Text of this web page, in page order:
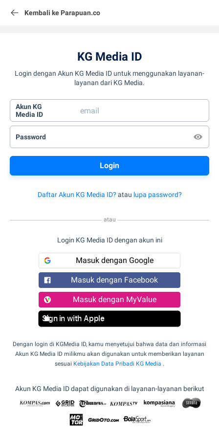
Kembali ke Parapuan.co
KG Media ID
Login dengan Akun KG Media ID untuk menggunakan layanan-
layanan dari KG Media.
Akun KG
Media ID
Password
Daftar Akun KG Media ID? atau lupa password?
atau
Login KG Media ID dengan akun ini
Masuk dengan Google
Masuk dengan Facebook
Masuk dengan MyValue
Sign in with Apple
Dengan login di KGMedia ID, kamu menyetujui bahwa data dan informasi
Akun KG Media ID milikmu akan digunakan untuk memberikan layanan
sesuai Kebijakan Data Pribadi KG Media .
Akun KG Media ID dapat digunakan di layanan-layanan berikut